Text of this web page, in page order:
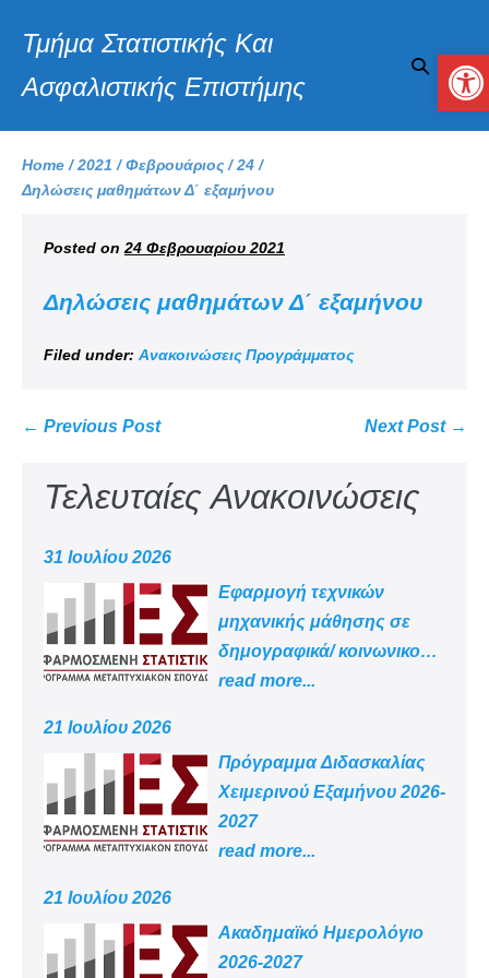
Τμήμα Στατιστικής Και
Ασφαλιστικής Επιστήμης
Home /2021 /Φεβρουάριος /24 /
Δηλώσεις μαθημάτων Δ΄ εξαμήνου
Posted on 24 Φεβρουαρίου 2021
Δηλώσεις μαθημάτων Δ΄ εξαμήνου
Filed under: Ανακοινώσεις Προγράμματος
← Previous Post Next Post →
Τελευταίες Ανακοινώσεις
31 Ιουλίου 2026
Εφαρμογή τεχνικών
μηχανικής μάθησης σε
δημογραφικά/ κοινωνικο
-οικονομικά δεδομένα
read more...
21 Ιουλίου 2026
Πρόγραμμα Διδασκαλίας
Χειμερινού Εξαμήνου 2026-
2027
read more...
21 Ιουλίου 2026
Aκαδημαϊκό Ημερολόγιο
2026-2027